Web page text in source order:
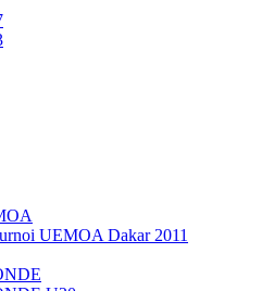
UEMOA Dakar 2011